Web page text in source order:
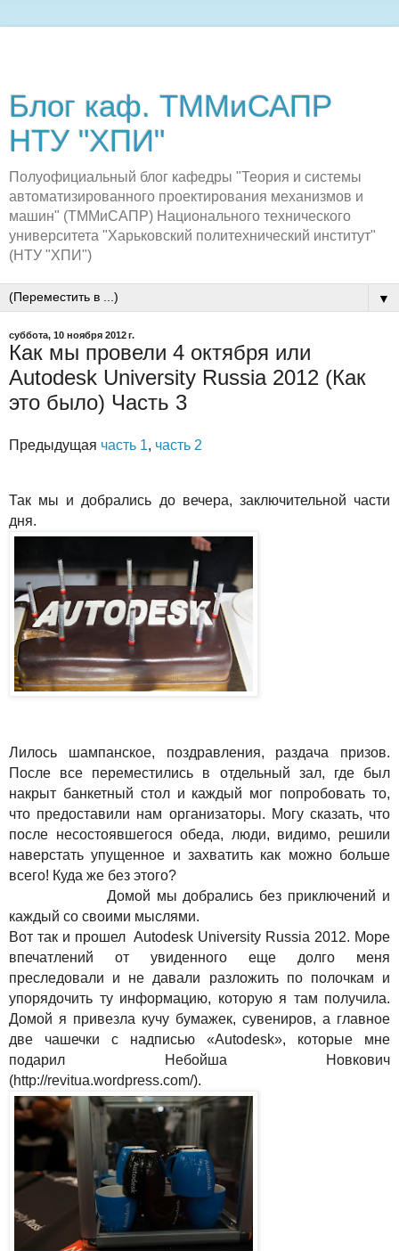
Блог каф. ТММиСАПР
НТУ "ХПИ"
Полуофициальный блог кафедры "Теория и системы
автоматизированного проектирования механизмов и
машин" (ТММиСАПР) Национального технического
университета "Харьковский политехнический институт"
(НТУ "ХПИ")
▼
суббота, 10 ноября 2012 г.
Как мы провели 4 октября или
Autodesk University Russia 2012 (Как
это было) Часть 3
Предыдущая часть 1, часть 2
Так мы и добрались до вечера, заключительной части
дня.
Лилось шампанское, поздравления, раздача призов.
После все переместились в отдельный зал, где был
накрыт банкетный стол и каждый мог попробовать то,
что предоставили нам организаторы. Могу сказать, что
после несостоявшегося обеда, люди, видимо, решили
наверстать упущенное и захватить как можно больше
всего! Куда же без этого?
Домой мы добрались без приключений и
каждый со своими мыслями.
Вот так и прошелAutodesk University Russia 2012. Море
впечатлений от увиденного еще долго меня
преследовали и не давали разложить по полочкам и
упорядочить ту информацию, которую я там получила.
Домой я привезла кучу бумажек, сувениров, а главное
две чашечки с надписью «Autodesk», которые мне
подарил Небойша Новкович
(http://revitua.wordpress.com/).